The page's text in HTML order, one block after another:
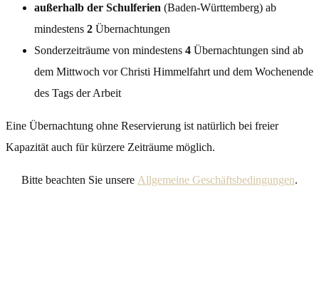
außerhalb der Schulferien (Baden-Württemberg) ab
mindestens 2 Übernachtungen
Sonderzeiträume von mindestens 4 Übernachtungen sind ab
dem Mittwoch vor Christi Himmelfahrt und dem Wochenende
des Tags der Arbeit
Eine Übernachtung ohne Reservierung ist natürlich bei freier
Kapazität auch für kürzere Zeiträume möglich.
Bitte beachten Sie unsere Allgemeine Geschäftsbedingungen.